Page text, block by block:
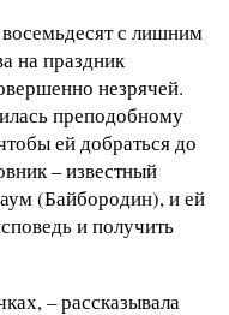
с лишним
на праздник
незрячей.
преподобному
ей добраться до
– известный
(Байбородин), и ей
и получить
– рассказывала